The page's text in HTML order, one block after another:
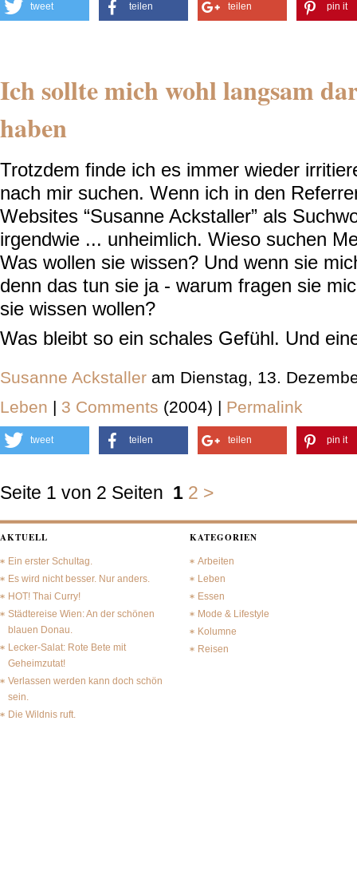
tweet teilen teilen pin it
Ich sollte mich wohl langsam
haben
Trotzdem finde ich es immer wieder
nach mir suchen. Wenn ich in den
Websites “Susanne Ackstaller” als
irgendwie ... unheimlich. Wieso suchen
Was wollen sie wissen? Und wenn sie
denn das tun sie ja - warum fragen sie
sie wissen wollen?
Was bleibt so ein schales Gefühl. Und
Susanne Ackstaller am Dienstag, 13.
Leben | 3 Comments (2004) | Permalink
tweet teilen teilen pin it
Seite 1 von 2 Seiten 1 2 >
AKTUELL
Ein erster Schultag.
Es wird nicht besser. Nur anders.
HOT! Thai Curry!
Städtereise Wien: An der schönen
blauen Donau.
Lecker-Salat: Rote Bete mit
Geheimzutat!
Verlassen werden kann doch schön
sein.
Die Wildnis ruft.
KATEGORIEN
Arbeiten
Leben
Essen
Mode & Lifestyle
Kolumne
Reisen